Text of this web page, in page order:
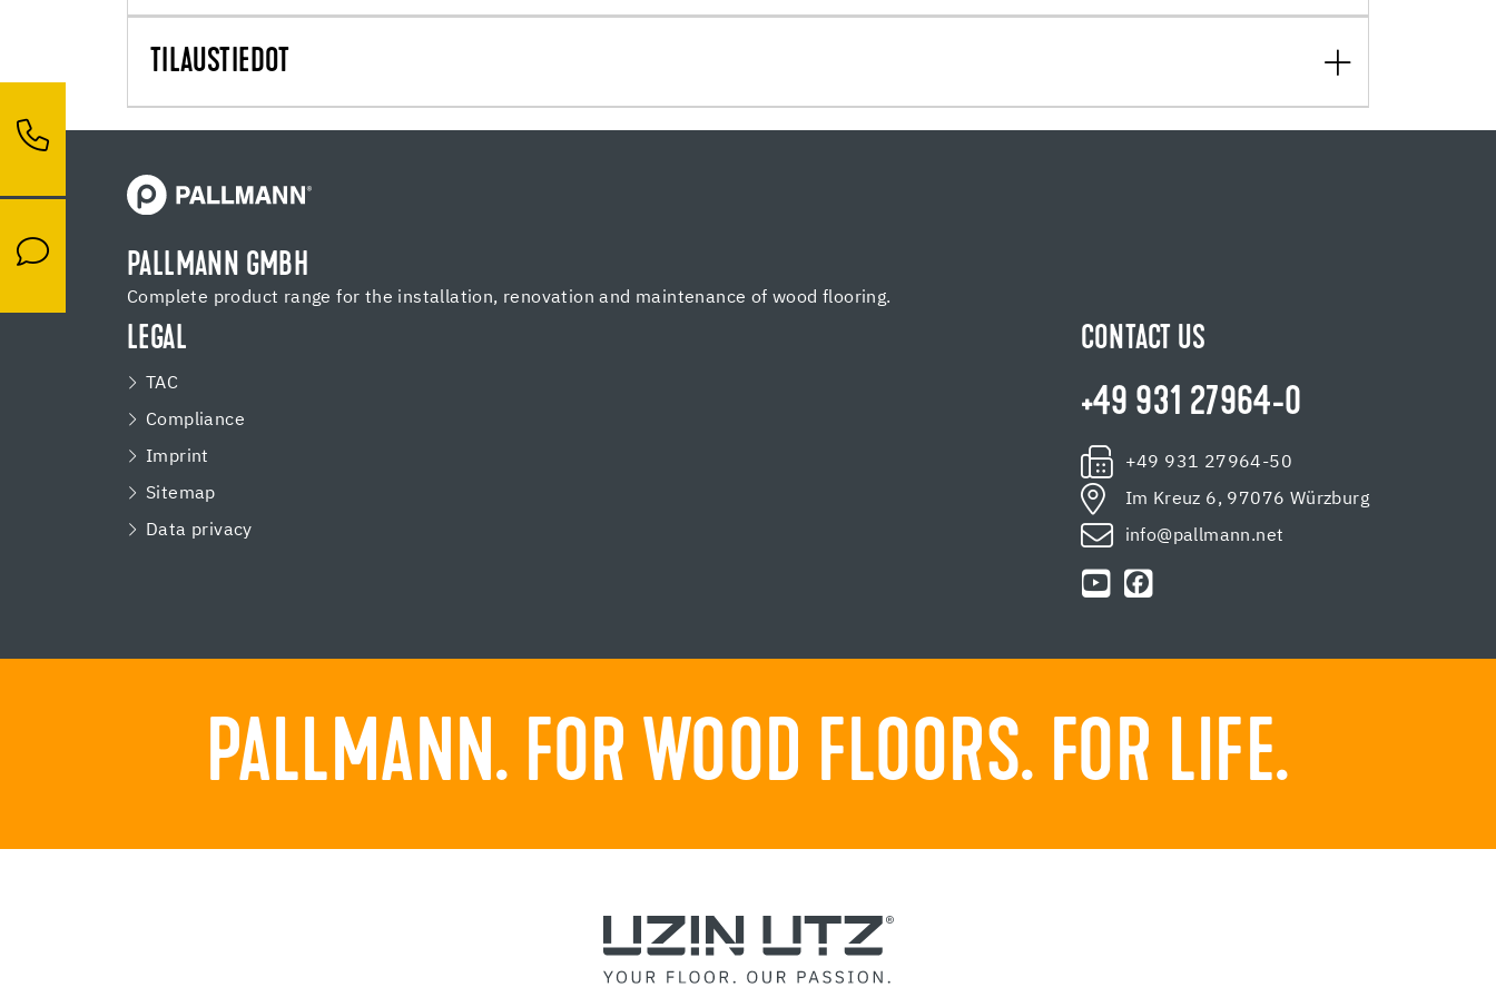
TILAUSTIEDOT
PALLMANN GMBH
Complete product range for the installation, renovation and maintenance of wood flooring.
LEGAL
TAC
Compliance
Imprint
Sitemap
Data privacy
CONTACT US
+49 931 27964-0
+49 931 27964-50
Im Kreuz 6, 97076 Würzburg
info@pallmann.net
PALLMANN. FOR WOOD FLOORS. FOR LIFE.